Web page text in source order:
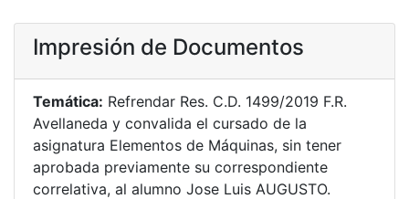
Impresión de Documentos
Temática: Refrendar Res. C.D. 1499/2019 F.R.
Avellaneda y convalida el cursado de la
asignatura Elementos de Máquinas, sin tener
aprobada previamente su correspondiente
correlativa, al alumno Jose Luis AUGUSTO.